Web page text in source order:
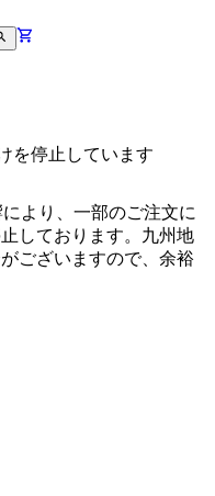
を停止しています
より、一部のご注文に
しております。九州地
ございますので、余裕